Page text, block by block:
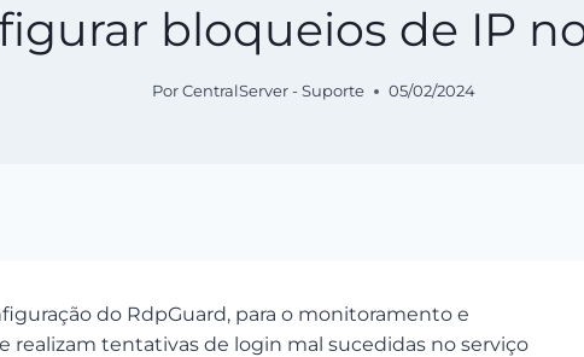
bloqueios de IP
Por CentralServer - Suporte 05/02/2024
do RdpGuard, para o monitoramento e
tentativas de login mal sucedidas no serviço